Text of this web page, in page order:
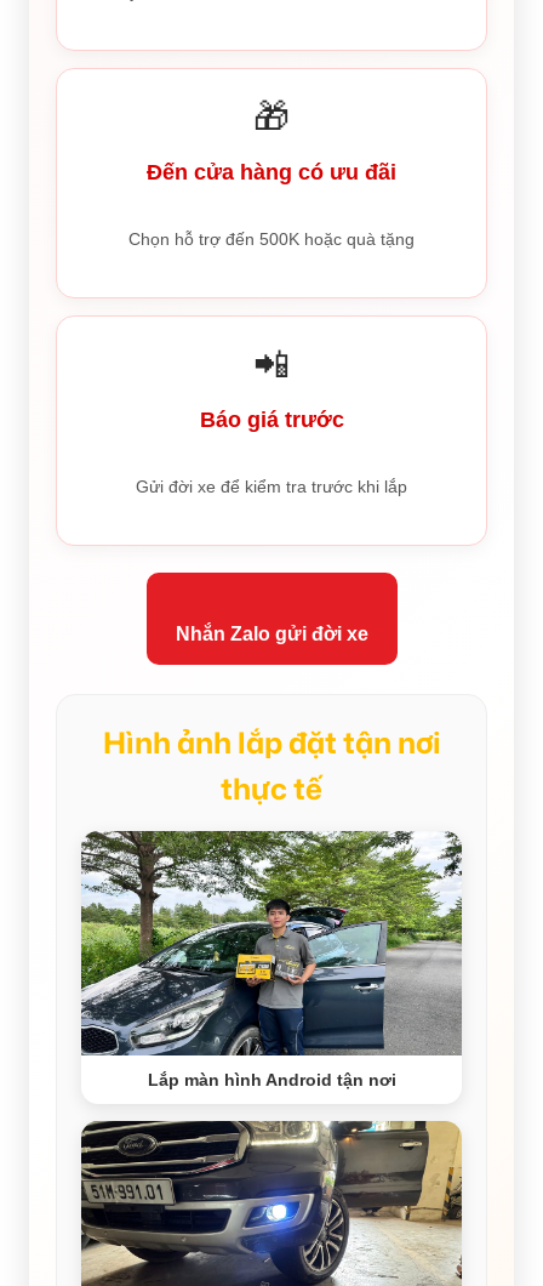
🎁
Đến cửa hàng có ưu đãi
Chọn hỗ trợ đến 500K hoặc quà tặng
📲
Báo giá trước
Gửi đời xe để kiểm tra trước khi lắp
Nhắn Zalo gửi đời xe
Hình ảnh lắp đặt tận nơi
thực tế
Lắp màn hình Android tận nơi